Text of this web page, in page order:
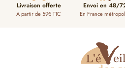
Livraison offerte
A partir de 59€ TTC
Envoi en 48/
En France